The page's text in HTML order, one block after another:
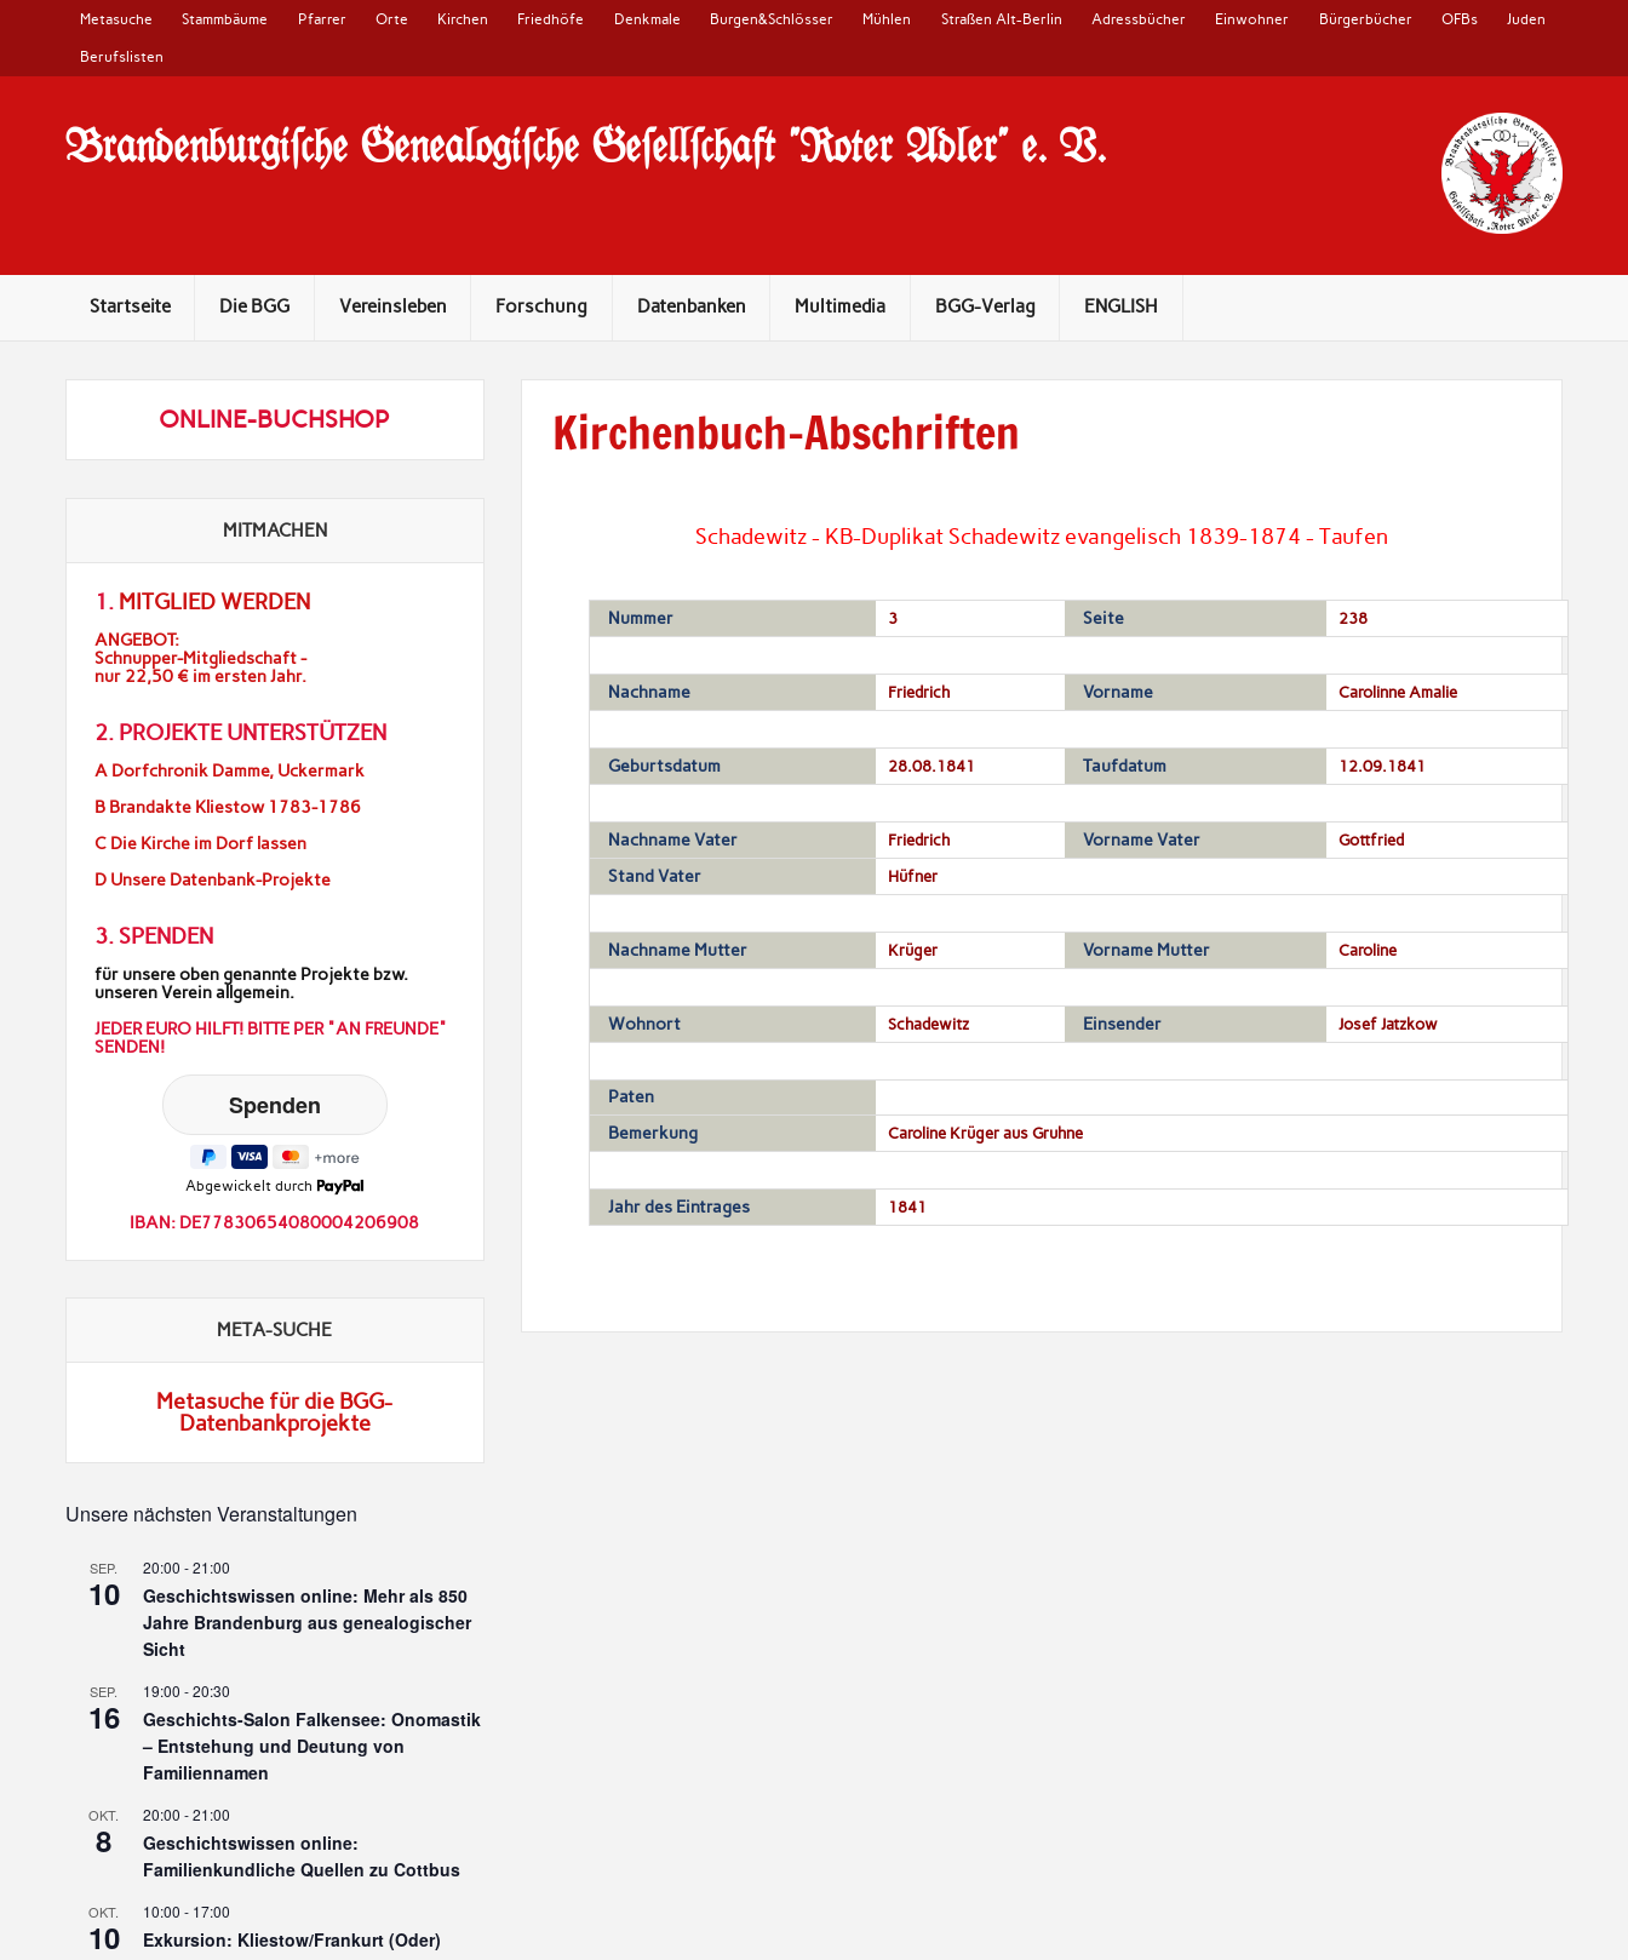
Metasuche Stammbäume Pfarrer Orte Kirchen Friedhöfe Denkmale Burgen&Schlösser Mühlen Straßen Alt-Berlin Adressbücher Einwohner Bürgerbücher OFBs Juden
Berufslisten
Brandenburgi#che Genealogi#che Ge#ell#chaft "Roter Adler" e. V.
Startseite Die BGG Vereinsleben Forschung Datenbanken Multimedia BGG-Verlag ENGLISH
Kirchenbuch-Abschriften
Schadewitz - KB-Duplikat Schadewitz evangelisch 1839-1874 - Taufen
Nummer 3 Seite 238
Nachname Friedrich Vorname Carolinne Amalie
Geburtsdatum 28.08.1841 Taufdatum 12.09.1841
Nachname Vater Friedrich Vorname Vater Gottfried
Stand Vater Hüfner
Nachname Mutter Krüger Vorname Mutter Caroline
Wohnort Schadewitz Einsender Josef Jatzkow
Paten
Bemerkung
Caroline Krüger aus Gruhne
Jahr des Eintrages 1841
ONLINE-BUCHSHOP
MITMACHEN
1. MITGLIED WERDEN
ANGEBOT:
Schnupper-Mitgliedschaft -
nur 22,50 € im ersten Jahr.
2. PROJEKTE UNTERSTÜTZEN
A Dorfchronik Damme, Uckermark
B Brandakte Kliestow 1783-1786
C Die Kirche im Dorf lassen
D Unsere Datenbank-Projekte
3. SPENDEN
für unsere oben genannte Projekte bzw.
unseren Verein allgemein.
JEDER EURO HILFT! BITTE PER "AN FREUNDE"
SENDEN!
Abgewickelt durch
IBAN: DE77830654080004206908
META-SUCHE
Metasuche für die BGG-
Datenbankprojekte
Unsere nächsten Veranstaltungen
SEP.
10
20:00 -21:00
Geschichtswissen online: Mehr als 850
Jahre Brandenburg aus genealogischer
Sicht
SEP.
16
19:00 -20:30
Geschichts-Salon Falkensee: Onomastik
– Entstehung und Deutung von
Familiennamen
OKT.
8
20:00 -21:00
Geschichtswissen online:
Familienkundliche Quellen zu Cottbus
OKT.
10
10:00 - 17:00
Exkursion: Kliestow/Frankurt (Oder)